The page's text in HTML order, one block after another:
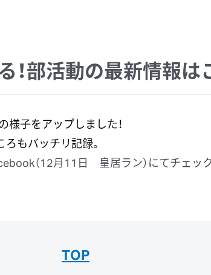
！部活動の最新情報は
様子をアップしました！
もバッチリ記録。
（12月11日 皇居ラン）にてチェッ
TOP